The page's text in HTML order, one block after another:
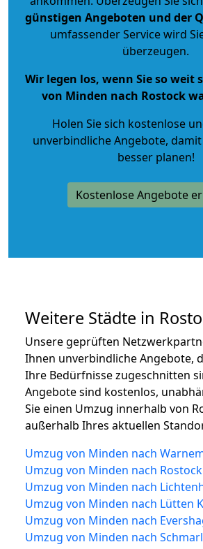
günstigen Angeboten und der
umfassender Service wird
überzeugen.
Wir legen los, wenn Sie so weit
von Minden nach Rostock
Holen Sie sich kostenlose
unverbindliche Angebote,
besser planen!
Kostenlose Angebote
Weitere Städte in
Unsere geprüften
Ihnen unverbindliche Angebote,
Ihre Bedürfnisse zugeschnitten
Angebote sind kostenlos,
Sie einen Umzug innerhalb von
außerhalb Ihres aktuellen
Umzug von Minden nach
Umzug von Minden nach Rostock
Umzug von Minden nach
Umzug von Minden nach Lütten
Umzug von Minden nach
Umzug von Minden nach Schmarl